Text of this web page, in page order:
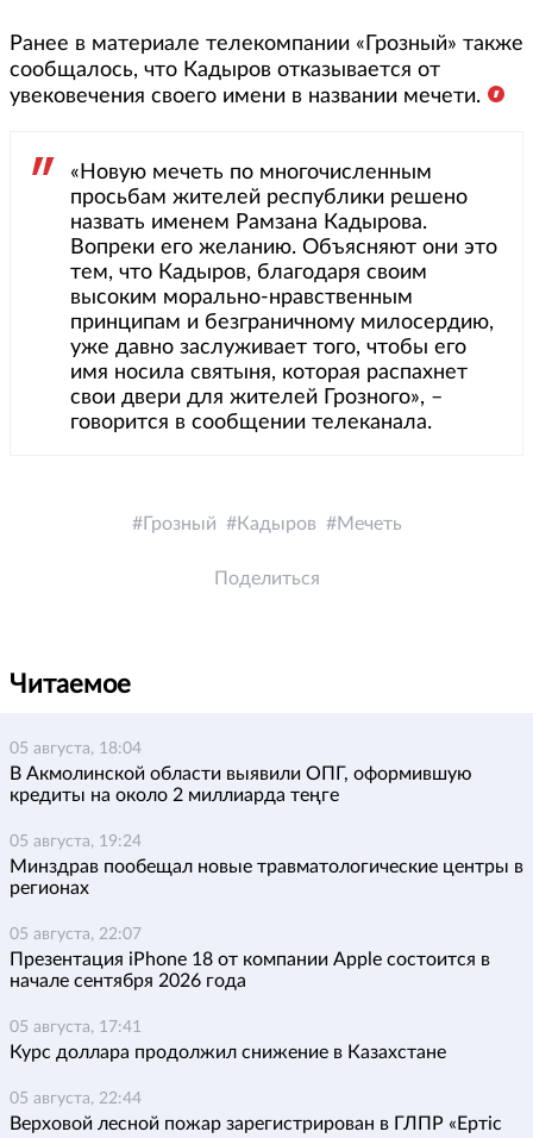
Ранее в материале телекомпании «Грозный» также
сообщалось, что Кадыров отказывается от
увековечения своего имени в названии мечети.
«Новую мечеть по многочисленным
просьбам жителей республики решено
назвать именем Рамзана Кадырова.
Вопреки его желанию. Объясняют они это
тем, что Кадыров, благодаря своим
высоким морально-нравственным
принципам и безграничному милосердию,
уже давно заслуживает того, чтобы его
имя носила святыня, которая распахнет
свои двери для жителей Грозного», –
говорится в сообщении телеканала.
Грозный Кадыров Мечеть
Поделиться
Читаемое
05 августа, 18:04
В Акмолинской области выявили ОПГ, оформившую
кредиты на около 2 миллиарда теңге
05 августа, 19:24
Минздрав пообещал новые травматологические центры в
регионах
05 августа, 22:07
Презентация iPhone 18 от компании Apple состоится в
начале сентября 2026 года
05 августа, 17:41
Курс доллара продолжил снижение в Казахстане
05 августа, 22:44
Верховой лесной пожар зарегистрирован в ГЛПР «Ертіс